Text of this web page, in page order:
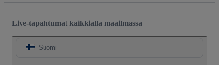
Live-tapahtumat kaikkialla maailmassa
Suomi